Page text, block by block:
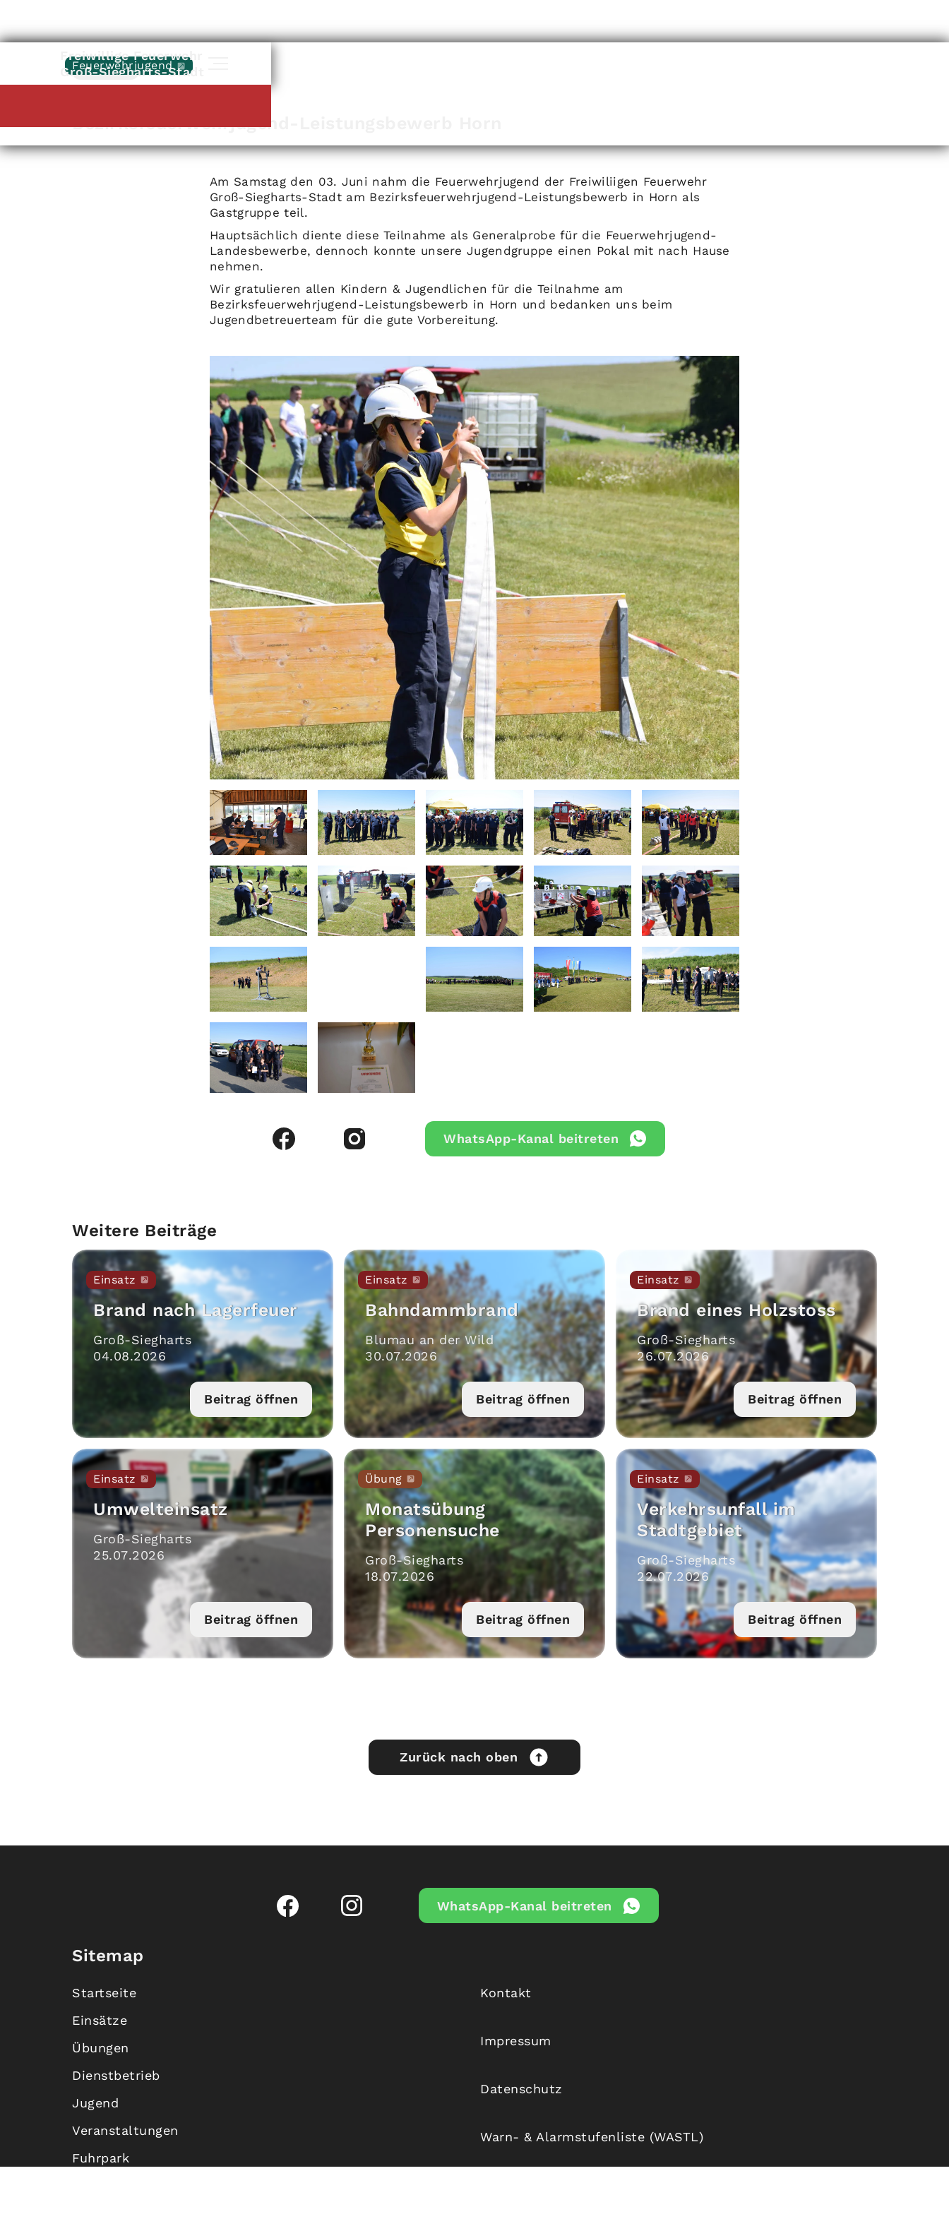
Freiwillige Feuerwehr
Groß-Siegharts-Stadt
Feuerwehrjugend
Bezirksfeuerwehrjugend-Leistungsbewerb Horn
Zurück
Am Samstag den 03. Juni nahm die Feuerwehrjugend der Freiwiliigen Feuerwehr
Groß-Siegharts-Stadt am Bezirksfeuerwehrjugend-Leistungsbewerb in Horn als
Gastgruppe teil.
Hauptsächlich diente diese Teilnahme als Generalprobe für die Feuerwehrjugend-
Landesbewerbe, dennoch konnte unsere Jugendgruppe einen Pokal mit nach Hause
nehmen.
Wir gratulieren allen Kindern & Jugendlichen für die Teilnahme am
Bezirksfeuerwehrjugend-Leistungsbewerb in Horn und bedanken uns beim
Jugendbetreuerteam für die gute Vorbereitung.
WhatsApp-Kanal beitreten
Weitere Beiträge
Einsatz
Brand nach Lagerfeuer
Groß-Siegharts
04.08.2026
Beitrag öffnen
Einsatz
Bahndammbrand
Blumau an der Wild
30.07.2026
Beitrag öffnen
Einsatz
Brand eines Holzstoss
Groß-Siegharts
26.07.2026
Beitrag öffnen
Einsatz
Umwelteinsatz
Groß-Siegharts
25.07.2026
Beitrag öffnen
Übung
Monatsübung
Personensuche
Groß-Siegharts
18.07.2026
Beitrag öffnen
Einsatz
Verkehrsunfall im
Stadtgebiet
Groß-Siegharts
22.07.2026
Beitrag öffnen
Zurück nach oben
WhatsApp-Kanal beitreten
Sitemap
Startseite
Einsätze
Übungen
Dienstbetrieb
Jugend
Veranstaltungen
Fuhrpark
Kontakt
Impressum
Datenschutz
Warn- & Alarmstufenliste (WASTL)